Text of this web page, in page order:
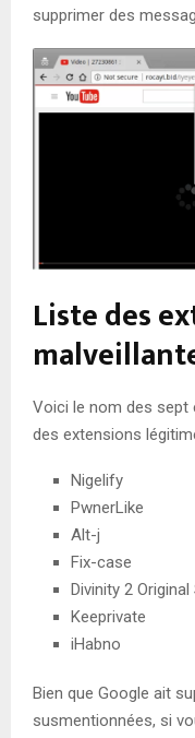
supprimer des
Liste des
Voici le nom des
des extensions
Nigelify
PwnerLike
Alt-j
Fix-case
Divinity 2 Original
Keeprivate
iHabno
Bien que Google ait
susmentionnées, si